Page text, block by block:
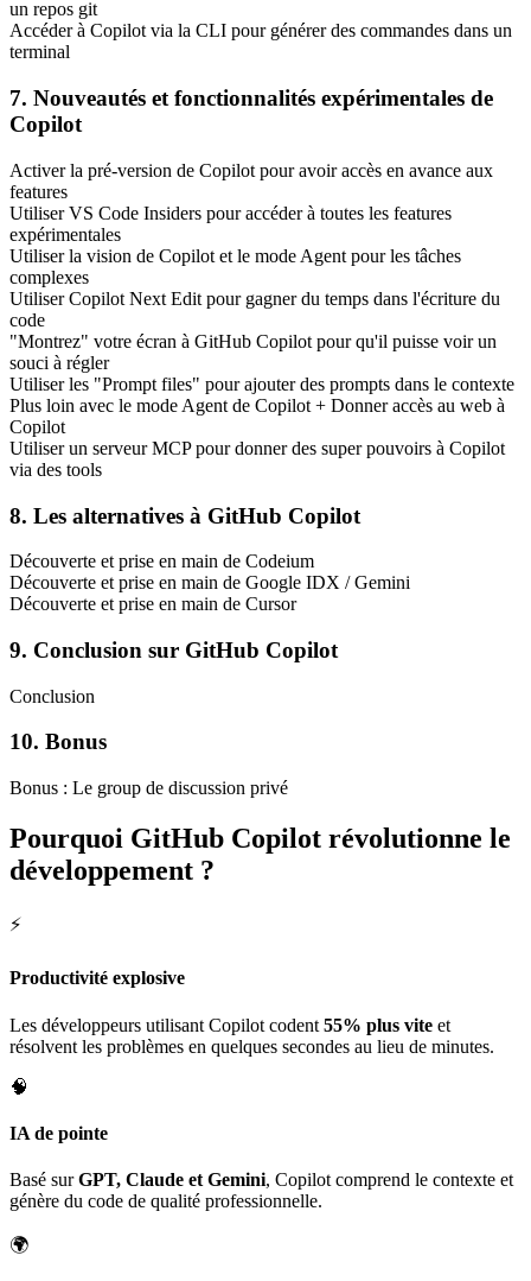
un repos git
Accéder à Copilot via la CLI pour générer des commandes dans un
terminal
7. Nouveautés et fonctionnalités expérimentales de
Copilot
Activer la pré-version de Copilot pour avoir accès en avance aux
features
Utiliser VS Code Insiders pour accéder à toutes les features
expérimentales
Utiliser la vision de Copilot et le mode Agent pour les tâches
complexes
Utiliser Copilot Next Edit pour gagner du temps dans l'écriture du
code
"Montrez" votre écran à GitHub Copilot pour qu'il puisse voir un
souci à régler
Utiliser les "Prompt files" pour ajouter des prompts dans le contexte
Plus loin avec le mode Agent de Copilot + Donner accès au web à
Copilot
Utiliser un serveur MCP pour donner des super pouvoirs à Copilot
via des tools
8. Les alternatives à GitHub Copilot
Découverte et prise en main de Codeium
Découverte et prise en main de Google IDX / Gemini
Découverte et prise en main de Cursor
9. Conclusion sur GitHub Copilot
Conclusion
10. Bonus
Bonus : Le group de discussion privé
Pourquoi GitHub Copilot révolutionne le
développement ?
⚡
Productivité explosive
Les développeurs utilisant Copilot codent 55% plus vite et
résolvent les problèmes en quelques secondes au lieu de minutes.
🧠
IA de pointe
Basé surGPT, Claude et Gemini, Copilot comprend le contexte et
génère du code de qualité professionnelle.
🌍